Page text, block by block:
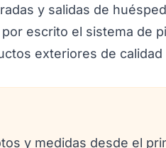
y salidas de
escrito el sistema de
exteriores de calidad
y medidas desde el